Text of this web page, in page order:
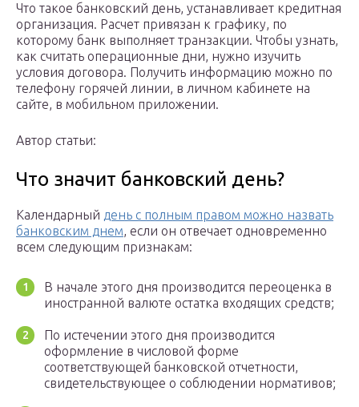
Что такое банковский день, устанавливает кредитная
организация. Расчет привязан к графику, по
которому банк выполняет транзакции. Чтобы узнать,
как считать операционные дни, нужно изучить
условия договора. Получить информацию можно по
телефону горячей линии, в личном кабинете на
сайте, в мобильном приложении.
Автор статьи:
Что значит банковский день?
Календарный день с полным правом можно назвать
банковским днем, если он отвечает одновременно
всем следующим признакам:
В начале этого дня производится переоценка в
иностранной валюте остатка входящих средств;
По истечении этого дня производится
оформление в числовой форме
соответствующей банковской отчетности,
свидетельствующее о соблюдении нормативов;